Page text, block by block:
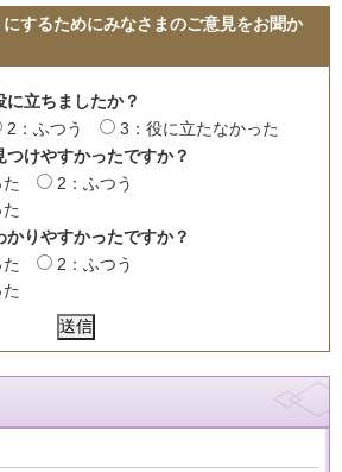
するためにみなさまのご意見をお聞か
立ちましたか？
2：ふつう
3：役に立たなかった
けやすかったですか？
2：ふつう
りやすかったですか？
2：ふつう